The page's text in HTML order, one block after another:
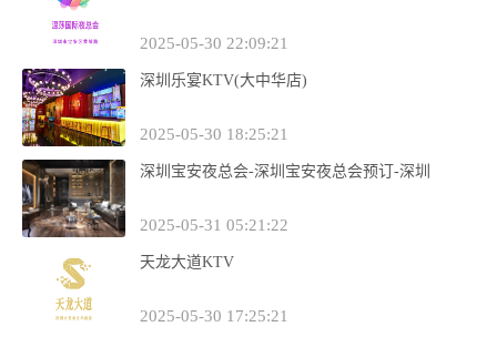
2025-05-30 22:09:21
深圳乐宴KTV(大中华店)
2025-05-30 18:25:21
深圳宝安夜总会-深圳宝安夜总会预订-深圳
2025-05-31 05:21:22
天龙大道KTV
2025-05-30 17:25:21